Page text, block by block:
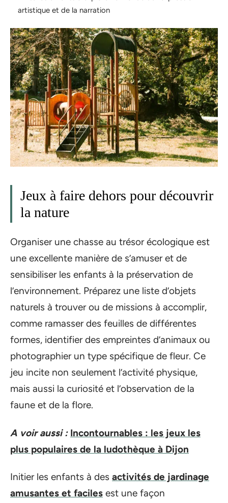
artistique et de la narration
Jeux à faire dehors pour découvrir
la nature
Organiser une chasse au trésor écologique est
une excellente manière de s’amuser et de
sensibiliser les enfants à la préservation de
l’environnement. Préparez une liste d’objets
naturels à trouver ou de missions à accomplir,
comme ramasser des feuilles de différentes
formes, identifier des empreintes d’animaux ou
photographier un type spécifique de fleur. Ce
jeu incite non seulement l’activité physique,
mais aussi la curiosité et l’observation de la
faune et de la flore.
A voir aussi : Incontournables : les jeux les
plus populaires de la ludothèque à Dijon
Initier les enfants à des activités de jardinage
amusantes et faciles est une façon